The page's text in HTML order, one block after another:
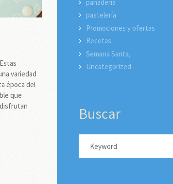
variedad
época del
que
panadería
pastelería
Promociones y ofertas
Recetas
Semana Santa,
Uncategorized
Buscar